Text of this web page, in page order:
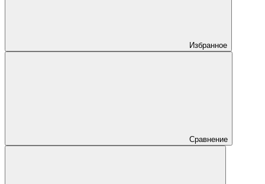
Избранное
Сравнение